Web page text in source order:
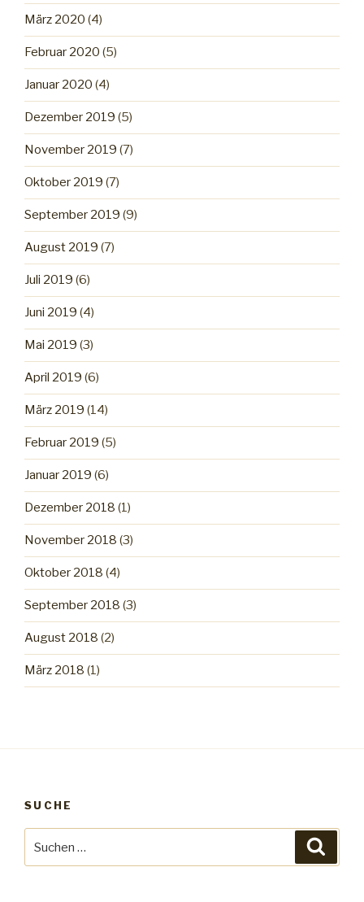
März 2020 (4)
Februar 2020 (5)
Januar 2020 (4)
Dezember 2019 (5)
November 2019 (7)
Oktober 2019 (7)
September 2019 (9)
August 2019 (7)
Juli 2019 (6)
Juni 2019 (4)
Mai 2019 (3)
April 2019 (6)
März 2019 (14)
Februar 2019 (5)
Januar 2019 (6)
Dezember 2018 (1)
November 2018 (3)
Oktober 2018 (4)
September 2018 (3)
August 2018 (2)
März 2018 (1)
SUCHE